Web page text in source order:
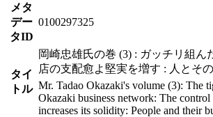
メタ
デー
タID
0100297325
タイ
トル
岡崎忠雄氏の巻 (3) : ガッチリ組ん
店の支配愈よ堅実を増す : 人とそ
Mr. Tadao Okazaki's volume (3): The
Okazaki business network: The
increases its solidity: People and their